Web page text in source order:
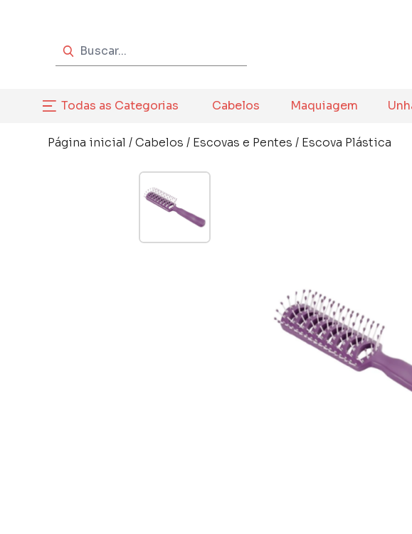
Todas as Categorias Cabelos Maquiagem
Página inicial /Cabelos / Escovas e Pentes / Escova Plástica